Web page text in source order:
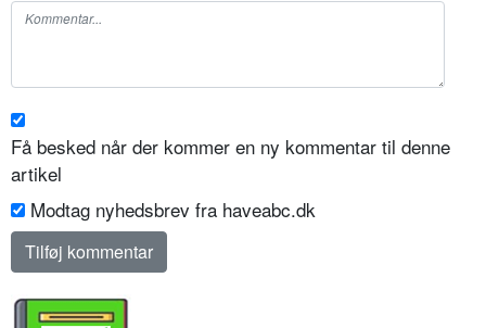
Få besked når der kommer en ny kommentar til denne
artikel
Modtag nyhedsbrev fra haveabc.dk